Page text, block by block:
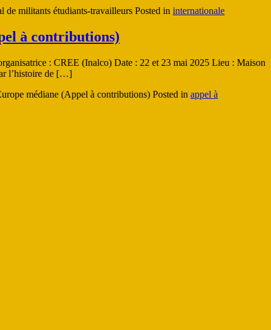
de militants étudiants-travailleurs Posted in internationale
à contributions)
: CREE (Inalco) Date : 22 et 23 mai 2025 Lieu : Maison
l’histoire de […]
médiane (Appel à contributions) Posted in appel à